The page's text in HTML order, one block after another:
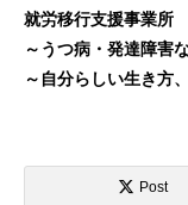
就労移行支援事業
～うつ病・発達障害
～自分らしい生き方
Post